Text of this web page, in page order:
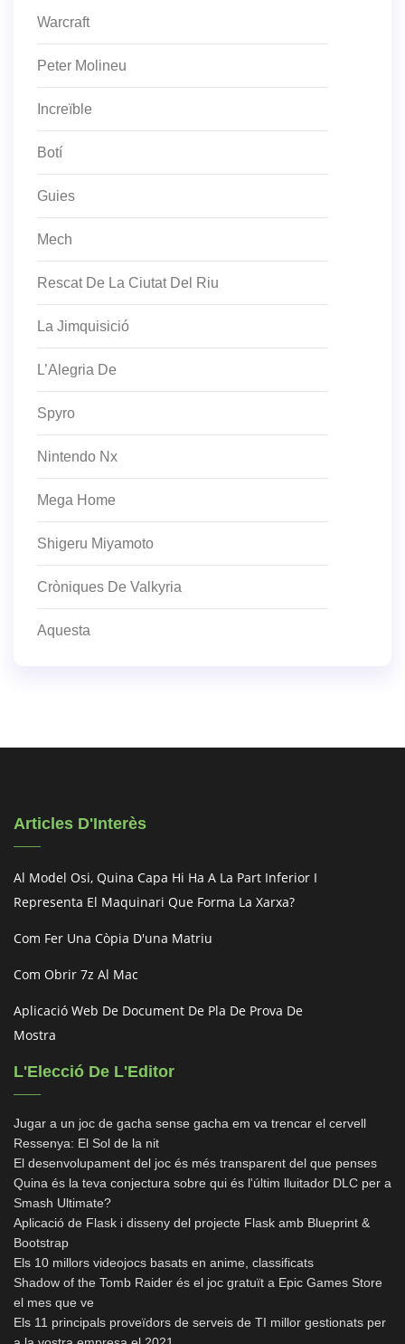
Warcraft
Peter Molineu
Increïble
Botí
Guies
Mech
Rescat De La Ciutat Del Riu
La Jimquisició
L’Alegria De
Spyro
Nintendo Nx
Mega Home
Shigeru Miyamoto
Cròniques De Valkyria
Aquesta
Articles D'Interès
Al Model Osi, Quina Capa Hi Ha A La Part Inferior I
Representa El Maquinari Que Forma La Xarxa?
Com Fer Una Còpia D'una Matriu
Com Obrir 7z Al Mac
Aplicació Web De Document De Pla De Prova De
Mostra
L'Elecció De L'Editor
Jugar a un joc de gacha sense gacha em va trencar el cervell
Ressenya: El Sol de la nit
El desenvolupament del joc és més transparent del que penses
Quina és la teva conjectura sobre qui és l'últim lluitador DLC per a
Smash Ultimate?
Aplicació de Flask i disseny del projecte Flask amb Blueprint &
Bootstrap
Els 10 millors videojocs basats en anime, classificats
Shadow of the Tomb Raider és el joc gratuït a Epic Games Store
el mes que ve
Els 11 principals proveïdors de serveis de TI millor gestionats per